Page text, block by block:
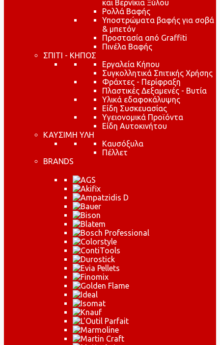
και Βερνίκια Ξύλου
Ρολλά Βαφής
Υποστρώματα βαφής για σοβά
& μπετόν
Προστασία από Graffiti
Πινέλα Βαφής
ΣΠΙΤΙ - ΚΗΠΟΣ
Εργαλεία Κήπου
Συγκολλητικά Σπιτικής Χρήσης
Φράχτες - Περίφραξη
Πλαστικές Δεξαμενές - Βυτία
Υλικά εδαφοκάλυψης
Είδη Συσκευασίας
Υγειονομικά Προϊόντα
Είδη Αυτοκινήτου
ΚΑΥΣΙΜΗ ΥΛΗ
Καυσόξυλα
Πέλλετ
BRANDS